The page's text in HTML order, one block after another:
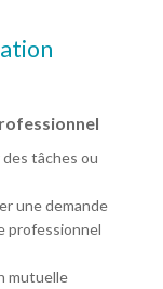
tâches ou
une demande
professionnel
mutuelle